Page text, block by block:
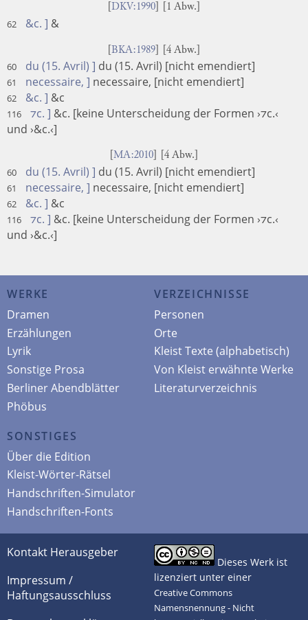
DKV:1990 ] [1 Abw.]
62 &c. ] &
BKA:1989 ] [4 Abw.]
60 du (15. Avril) ] du (15. Avril) [nicht emendiert]
61 necessaire, ] necessaire, [nicht emendiert]
62 &c. ] &c
116 ⁊c. ] &c. [keine Unterscheidung der Formen ›⁊c.‹
und ›&c.‹]
MA:2010 ] [4 Abw.]
60 du (15. Avril) ] du (15. Avril) [nicht emendiert]
61 necessaire, ] necessaire, [nicht emendiert]
62 &c. ] &c
116 ⁊c. ] &c. [keine Unterscheidung der Formen ›⁊c.‹
und ›&c.‹]
WERKE
Dramen
Erzählungen
Lyrik
Sonstige Prosa
Berliner Abendblätter
Phöbus
VERZEICHNISSE
Personen
Orte
Kleist Texte (alphabetisch)
Von Kleist erwähnte Werke
Literaturverzeichnis
SONSTIGES
Über die Edition
Kleist-Wörter-Rätsel
Handschriften-Simulator
Handschriften-Fonts
Kontakt Herausgeber
Impressum /
Haftungsausschluss
Dieses Werk ist
lizenziert unter einer
Creative Commons
Namensnennung - Nicht